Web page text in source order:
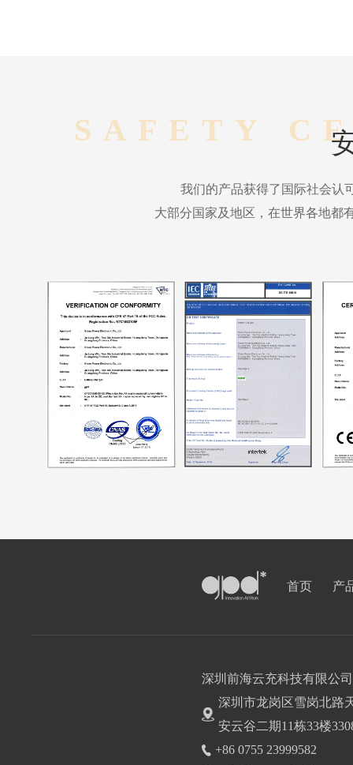
SAFETY
我们的产品获得了国际社会认
大部分国家及地区，在世界各地都
首页 产
深圳前海云充科技有限公司
深圳市龙岗区雪岗北路
安云谷二期11栋33楼
+86 0755 23999582